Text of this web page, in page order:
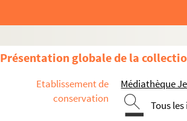
Présentation globale de la
Etablissement de
conservation
Médiathèque
Tous
H-BIOP-9-4-6. Cardinal Riario-Sforza,
H-BIOP-9-4-8. François-Marie-
H-BIOP-9-4-9. Cardinal Richelieu